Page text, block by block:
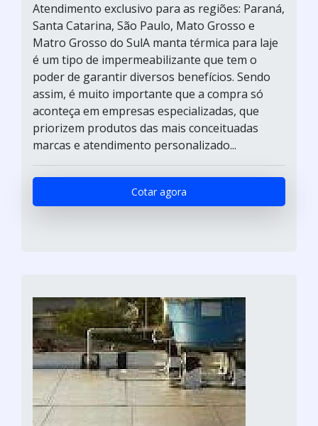
Atendimento exclusivo para as regiões: Paraná,
Santa Catarina, São Paulo, Mato Grosso e
Matro Grosso do SulA manta térmica para laje
é um tipo de impermeabilizante que tem o
poder de garantir diversos benefícios. Sendo
assim, é muito importante que a compra só
aconteça em empresas especializadas, que
priorizem produtos das mais conceituadas
marcas e atendimento personalizado...
Cotar agora